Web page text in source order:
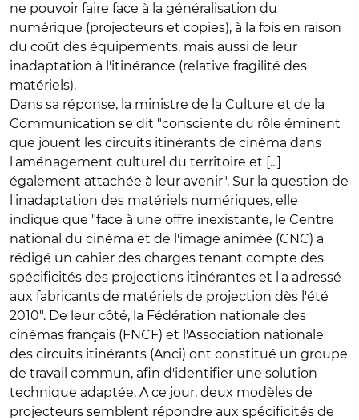
ne pouvoir faire face à la généralisation du
numérique (projecteurs et copies), à la fois en raison
du coût des équipements, mais aussi de leur
inadaptation à l'itinérance (relative fragilité des
matériels).
Dans sa réponse, la ministre de la Culture et de la
Communication se dit "consciente du rôle éminent
que jouent les circuits itinérants de cinéma dans
l'aménagement culturel du territoire et [...]
également attachée à leur avenir". Sur la question de
l'inadaptation des matériels numériques, elle
indique que "face à une offre inexistante, le Centre
national du cinéma et de l'image animée (CNC) a
rédigé un cahier des charges tenant compte des
spécificités des projections itinérantes et l'a adressé
aux fabricants de matériels de projection dès l'été
2010". De leur côté, la Fédération nationale des
cinémas français (FNCF) et l'Association nationale
des circuits itinérants (Anci) ont constitué un groupe
de travail commun, afin d'identifier une solution
technique adaptée. A ce jour, deux modèles de
projecteurs semblent répondre aux spécificités de